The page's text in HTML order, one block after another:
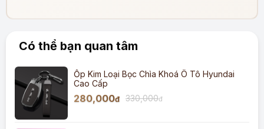
Có thể bạn quan tâm
Ốp Kim Loại Bọc Chìa Khoá Ô Tô Hyundai
Cao Cấp
280,000đ 330,000đ